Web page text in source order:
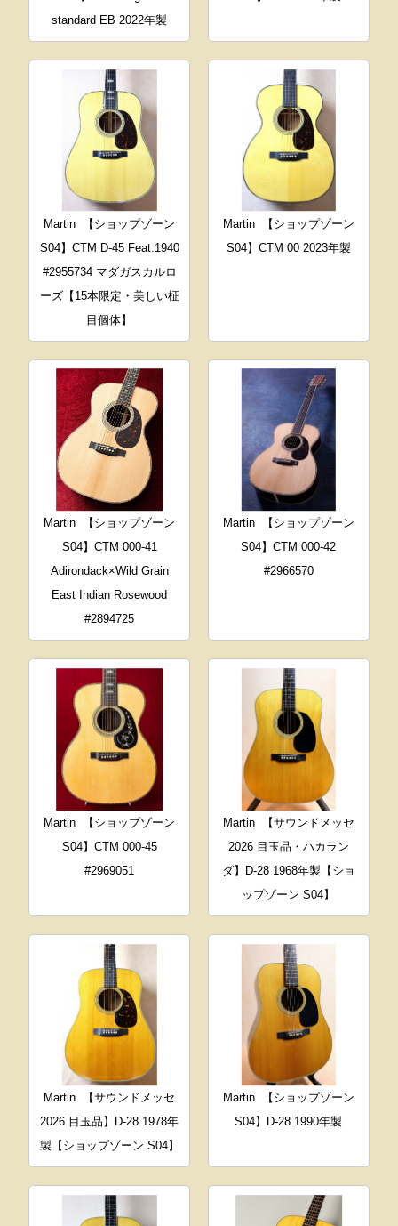
standard EB 2022年製
Martin
【ショップゾーン
S04】CTM D-45 Feat.1940
#2955734 マダガスカルロ
ーズ【15本限定・美しい柾
目個体】
Martin
【ショップゾーン
S04】CTM 00 2023年製
Martin
【ショップゾーン
S04】CTM 000-41
Adirondack×Wild Grain
East Indian Rosewood
#2894725
Martin
【ショップゾーン
S04】CTM 000-42
#2966570
Martin
【ショップゾーン
S04】CTM 000-45
#2969051
Martin
【サウンドメッセ
2026 目玉品・ハカラン
ダ】D-28 1968年製【ショ
ップゾーン S04】
Martin
【サウンドメッセ
2026 目玉品】D-28 1978年
製【ショップゾーン S04】
Martin
【ショップゾーン
S04】D-28 1990年製